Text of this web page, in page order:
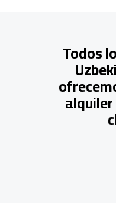
Todos